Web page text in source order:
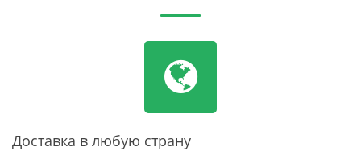
Доставка в любую страну